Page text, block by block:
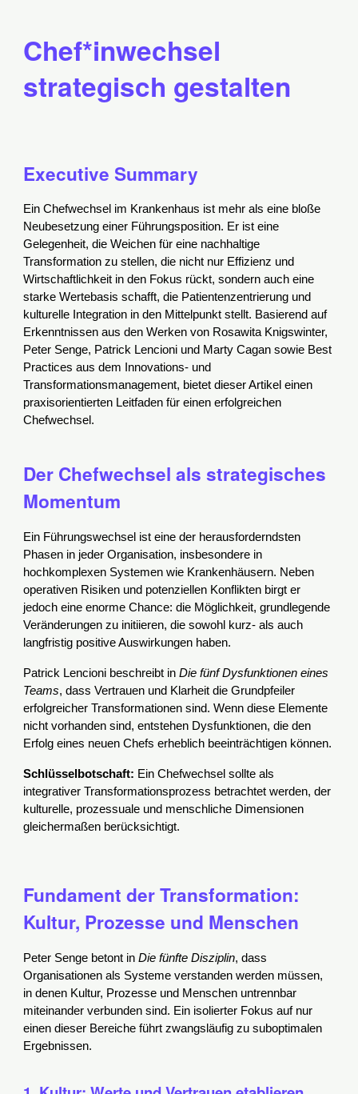
Chef*inwechsel
strategisch gestalten
Executive Summary
Ein Chefwechsel im Krankenhaus ist mehr als eine bloße
Neubesetzung einer Führungsposition. Er ist eine
Gelegenheit, die Weichen für eine nachhaltige
Transformation zu stellen, die nicht nur Effizienz und
Wirtschaftlichkeit in den Fokus rückt, sondern auch eine
starke Wertebasis schafft, die Patientenzentrierung und
kulturelle Integration in den Mittelpunkt stellt. Basierend auf
Erkenntnissen aus den Werken von Rosawita Knigswinter,
Peter Senge, Patrick Lencioni und Marty Cagan sowie Best
Practices aus dem Innovations- und
Transformationsmanagement, bietet dieser Artikel einen
praxisorientierten Leitfaden für einen erfolgreichen
Chefwechsel.
Der Chefwechsel als strategisches
Momentum
Ein Führungswechsel ist eine der herausforderndsten
Phasen in jeder Organisation, insbesondere in
hochkomplexen Systemen wie Krankenhäusern. Neben
operativen Risiken und potenziellen Konflikten birgt er
jedoch eine enorme Chance: die Möglichkeit, grundlegende
Veränderungen zu initiieren, die sowohl kurz- als auch
langfristig positive Auswirkungen haben.
Patrick Lencioni beschreibt inDie fünf Dysfunktionen eines
Teams, dass Vertrauen und Klarheit die Grundpfeiler
erfolgreicher Transformationen sind. Wenn diese Elemente
nicht vorhanden sind, entstehen Dysfunktionen, die den
Erfolg eines neuen Chefs erheblich beeinträchtigen können.
Schlüsselbotschaft: Ein Chefwechsel sollte als
integrativer Transformationsprozess betrachtet werden, der
kulturelle, prozessuale und menschliche Dimensionen
gleichermaßen berücksichtigt.
Fundament der Transformation:
Kultur, Prozesse und Menschen
Peter Senge betont inDie fünfte Disziplin, dass
Organisationen als Systeme verstanden werden müssen,
in denen Kultur, Prozesse und Menschen untrennbar
miteinander verbunden sind. Ein isolierter Fokus auf nur
einen dieser Bereiche führt zwangsläufig zu suboptimalen
Ergebnissen.